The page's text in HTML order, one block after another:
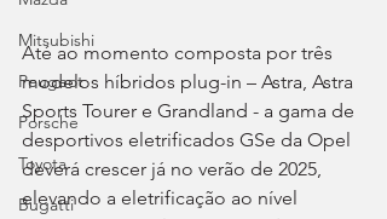
Mitsubishi
Peugeot
Porsche
Toyota
Bugatti
Até ao momento composta por três
modelos híbridos plug-in – Astra, Astra
Sports Tourer e Grandland - a gama de
desportivos eletrificados GSe da Opel
deverá crescer já no verão de 2025,
elevando a eletrificação ao nível